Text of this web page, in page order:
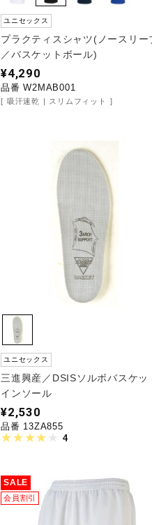
ユニセックス
プラクティスシャツ(ノースリー
／バスケットボール)
¥4,290
品番 W2MAB001
吸汗速乾 スリムフィット
ユニセックス
三進興産／DSISソルボバスケッ
インソール
¥2,530
品番 13ZA855
4
SALE
会員割引